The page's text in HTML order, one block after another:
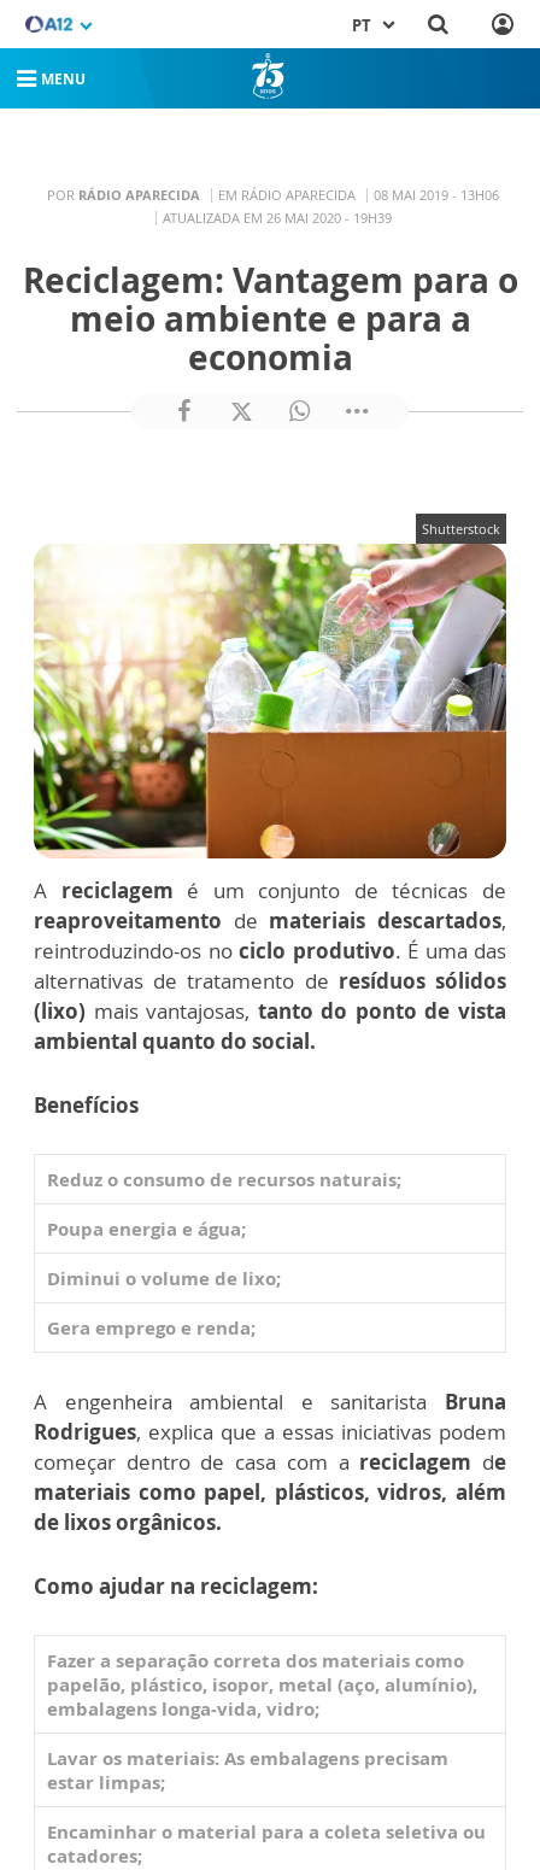
PT
MENU
POR RÁDIO APARECIDA EM RÁDIO APARECIDA
08 MAI 2019 - 13H06
ATUALIZADA EM 26 MAI 2020 - 19H39
Reciclagem: Vantagem para o
meio ambiente e para a
economia
Shutterstock
A reciclagem é um conjunto de técnicas de
reaproveitamento de materiais descartados,
reintroduzindo-os no ciclo produtivo. É uma das
alternativas de tratamento de resíduos sólidos
(lixo) mais vantajosas, tanto do ponto de vista
ambiental quanto do social.
Benefícios
Reduz o consumo de recursos naturais;
Poupa energia e água;
Diminui o volume de lixo;
Gera emprego e renda;
A engenheira ambiental e sanitarista Bruna
Rodrigues, explica que a essas iniciativas podem
começar dentro de casa com a reciclagem de
materiais como papel, plásticos, vidros, além
de lixos orgânicos.
Como ajudar na reciclagem:
Fazer a separação correta dos materiais como
papelão, plástico, isopor, metal (aço, alumínio),
embalagens longa-vida, vidro;
Lavar os materiais: As embalagens precisam
estar limpas;
Encaminhar o material para a coleta seletiva ou
catadores;